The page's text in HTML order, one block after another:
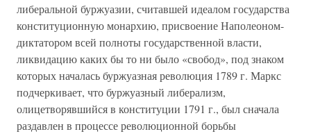
либеральной буржуазии, считавшей идеалом государства
конституционную монархию, присвоение Наполеоном-
диктатором всей полноты государственной власти,
ликвидацию каких бы то ни было «свобод», под знаком
которых началась буржуазная революция 1789 г. Маркс
подчеркивает, что буржуазный либерализм,
олицетворявшийся в конституции 1791 г., был сначала
раздавлен в процессе революционной борьбы